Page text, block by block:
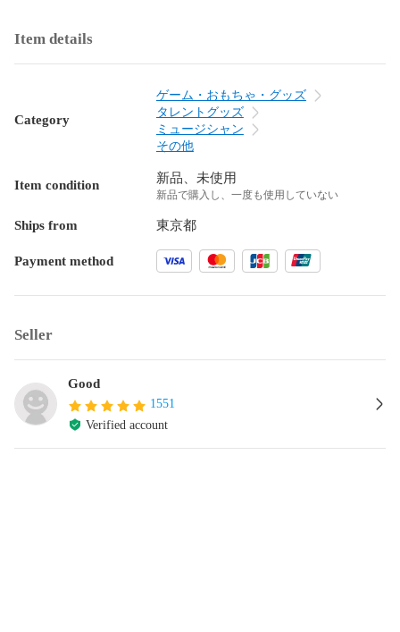
Item details
Category
ゲーム・おもちゃ・グッズ
タレントグッズ
ミュージシャン
その他
Item condition 新品、未使用
新品で購入し、一度も使用していない
Ships from 東京都
Payment method
Seller
Good
1551
Verified account